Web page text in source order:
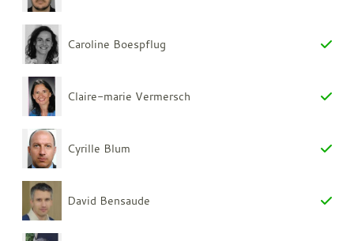
Caroline Boespflug
Claire-marie Vermersch
Cyrille Blum
David Bensaude